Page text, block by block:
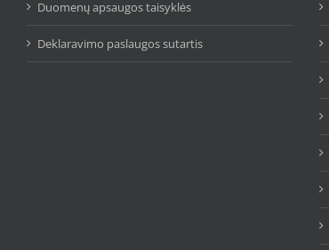
Duomenų apsaugos taisyklės
Deklaravimo paslaugos sutartis